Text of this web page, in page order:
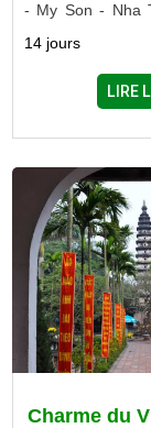
- My Son - Nha
14 jours
LIRE
Charme du